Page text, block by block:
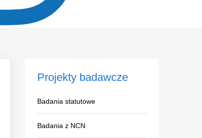
Projekty badawcze
Badania statutowe
Badania z NCN